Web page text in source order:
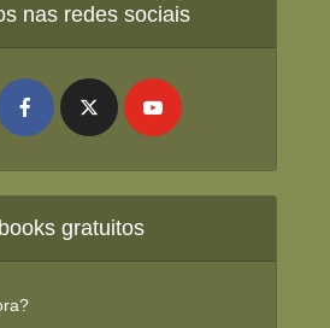
nas redes sociais
gratuitos